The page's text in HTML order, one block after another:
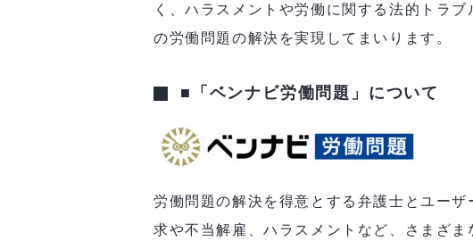
く、ハラスメントや労働に関する法的トラ
の労働問題の解決を実現してまいります。
■「ベンナビ労働問題」について
労働問題の解決を得意とする弁護士とユー
求や不当解雇、ハラスメントなど、さまざ